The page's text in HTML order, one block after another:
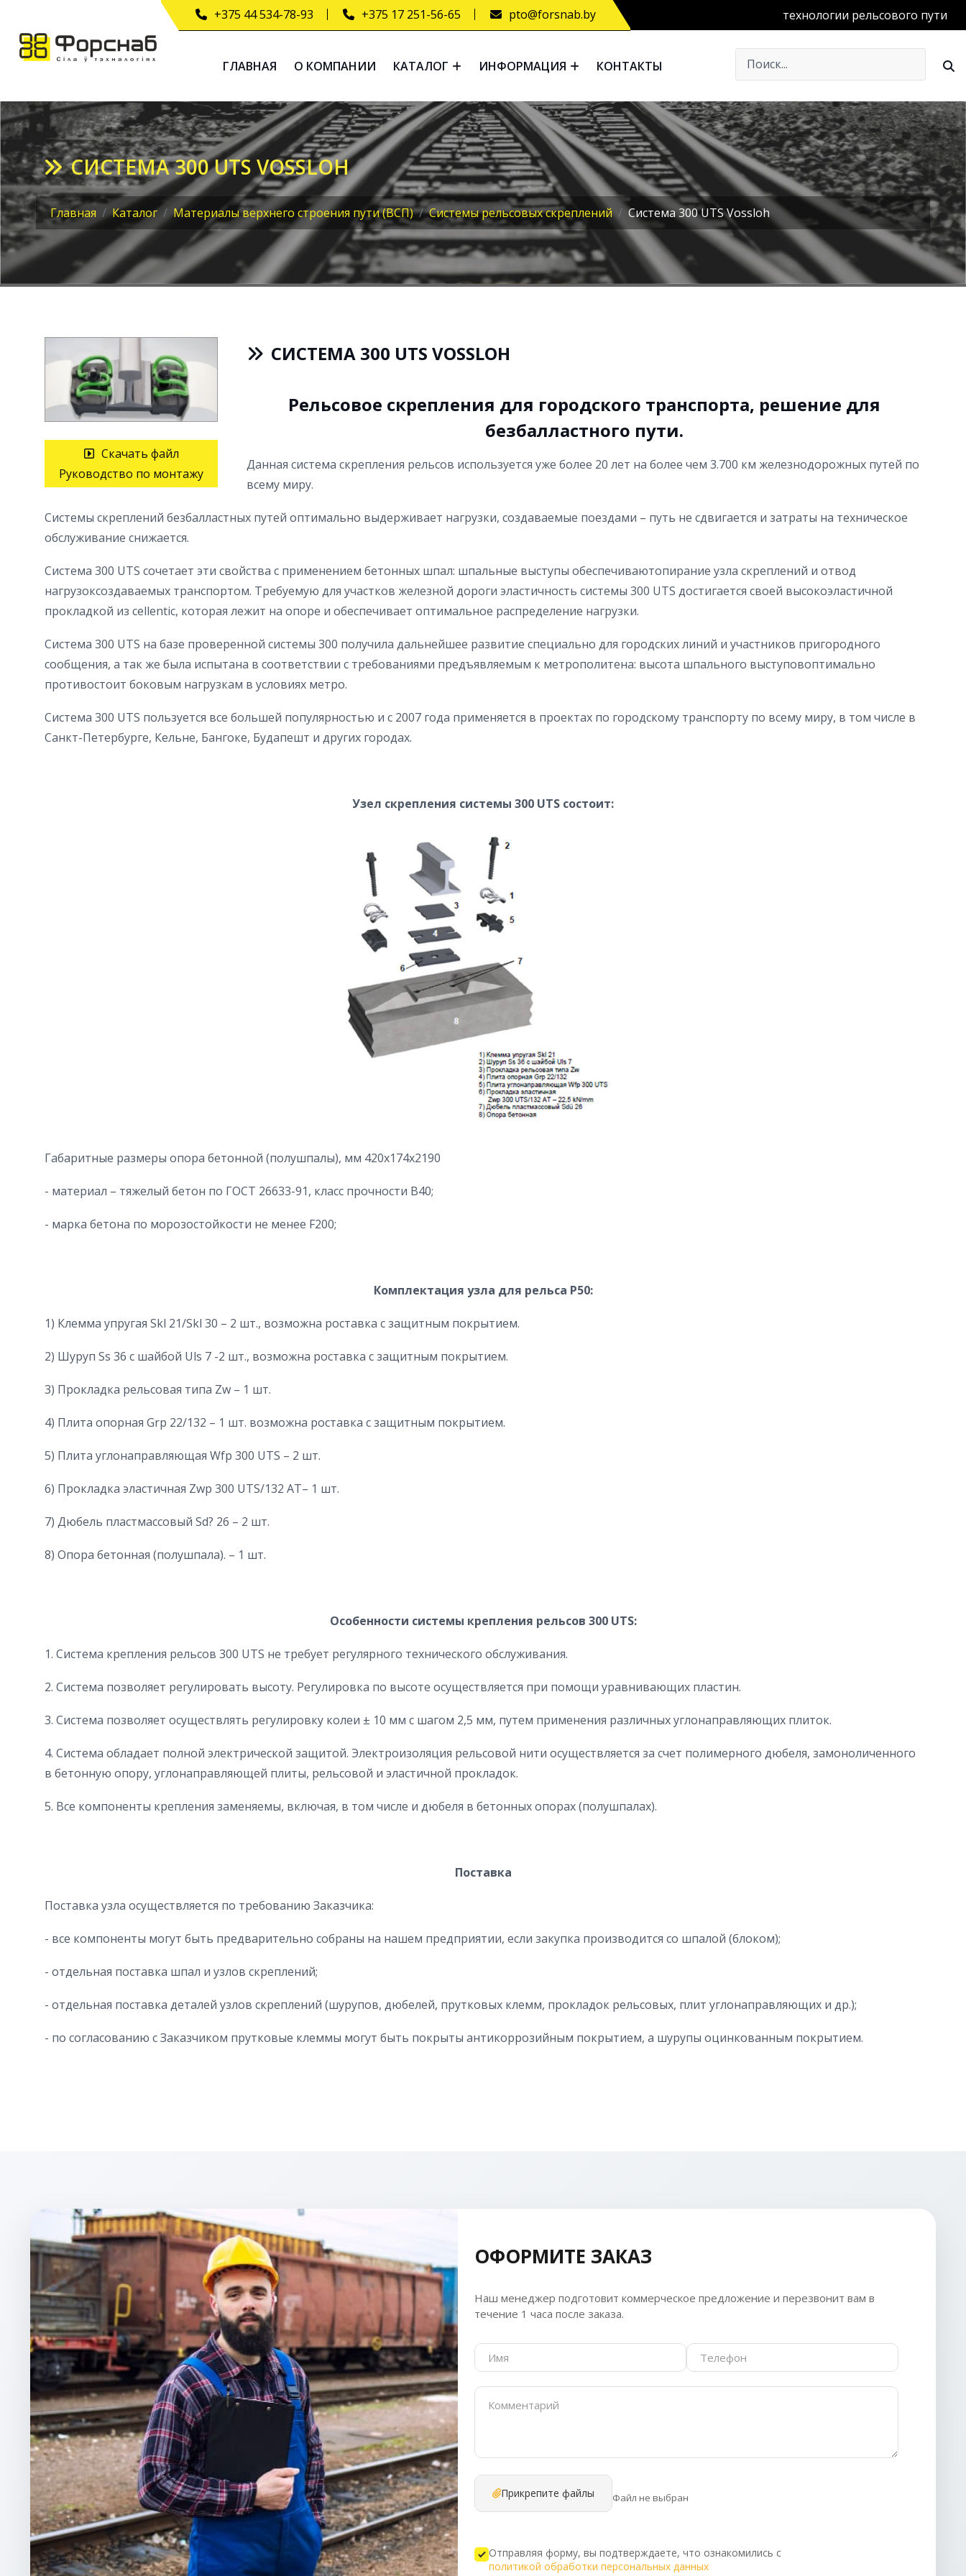
+375 44 534-78-93 +375 17 251-56-65 pto@forsnab.by
ГЛАВНАЯ О КОМПАНИИ КАТАЛОГ ИНФОРМАЦИЯ КОНТАКТЫ
технологии рельсового пути
СИСТЕМА 300 UTS VOSSLOH
Главная Каталог Материалы верхнего строения пути (ВСП) Системы рельсовых скреплений Система 300 UTS Vossloh
Скачать файл
Руководство по монтажу
СИСТЕМА 300 UTS VOSSLOH
Рельсовое скрепления для городского транспорта, решение для
безбалластного пути.
Данная система скрепления рельсов используется уже более 20 лет на более чем 3.700 км железнодорожных путей по
всему миру.
Системы скреплений безбалластных путей оптимально выдерживает нагрузки, создаваемые поездами – путь не сдвигается и затраты на техническое
обслуживание снижается.
Система 300 UTS сочетает эти свойства с применением бетонных шпал: шпальные выступы обеспечиваютопирание узла скреплений и отвод
нагрузоксоздаваемых транспортом. Требуемую для участков железной дороги эластичность системы 300 UTS достигается своей высокоэластичной
прокладкой из cellentic, которая лежит на опоре и обеспечивает оптимальное распределение нагрузки.
Система 300 UTS на базе проверенной системы 300 получила дальнейшее развитие специально для городских линий и участников пригородного
сообщения, а так же была испытана в соответствии с требованиями предъявляемым к метрополитена: высота шпального выступовоптимально
противостоит боковым нагрузкам в условиях метро.
Система 300 UTS пользуется все большей популярностью и с 2007 года применяется в проектах по городскому транспорту по всему миру, в том числе в
Санкт-Петербурге, Кельне, Бангоке, Будапешт и других городах.
Узел скрепления системы 300 UTS состоит:
Габаритные размеры опора бетонной (полушпалы), мм 420х174х2190
- материал – тяжелый бетон по ГОСТ 26633-91, класс прочности В40;
- марка бетона по морозостойкости не менее F200;
Комплектация узла для рельса Р50:
1) Клемма упругая Skl 21/Skl 30 – 2 шт., возможна роставка с защитным покрытием.
2) Шуруп Ss 36 с шайбой Uls 7 -2 шт., возможна роставка с защитным покрытием.
3) Прокладка рельсовая типа Zw – 1 шт.
4) Плита опорная Grp 22/132 – 1 шт. возможна роставка с защитным покрытием.
5) Плита углонаправляющая Wfp 300 UTS – 2 шт.
6) Прокладка эластичная Zwp 300 UTS/132 AT– 1 шт.
7) Дюбель пластмассовый Sd? 26 – 2 шт.
8) Опора бетонная (полушпала). – 1 шт.
Особенности системы крепления рельсов 300 UTS:
1. Система крепления рельсов 300 UTS не требует регулярного технического обслуживания.
2. Система позволяет регулировать высоту. Регулировка по высоте осуществляется при помощи уравнивающих пластин.
3. Система позволяет осуществлять регулировку колеи ± 10 мм с шагом 2,5 мм, путем применения различных углонаправляющих плиток.
4. Система обладает полной электрической защитой. Электроизоляция рельсовой нити осуществляется за счет полимерного дюбеля, замоноличенного
в бетонную опору, углонаправляющей плиты, рельсовой и эластичной прокладок.
5. Все компоненты крепления заменяемы, включая, в том числе и дюбеля в бетонных опорах (полушпалах).
Поставка
Поставка узла осуществляется по требованию Заказчика:
- все компоненты могут быть предварительно собраны на нашем предприятии, если закупка производится со шпалой (блоком);
- отдельная поставка шпал и узлов скреплений;
- отдельная поставка деталей узлов скреплений (шурупов, дюбелей, прутковых клемм, прокладок рельсовых, плит углонаправляющих и др.);
- по согласованию с Заказчиком прутковые клеммы могут быть покрыты антикоррозийным покрытием, а шурупы оцинкованным покрытием.
ОФОРМИТЕ ЗАКАЗ
Наш менеджер подготовит коммерческое предложение и перезвонит вам в
течение 1 часа после заказа.
Прикрепите файлы Файл не выбран
Отправляя форму, вы подтверждаете, что ознакомились с
политикой обработки персональных данных